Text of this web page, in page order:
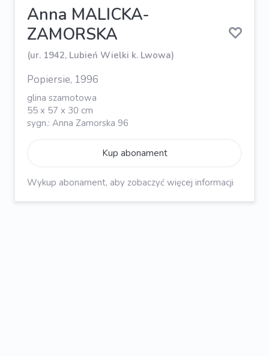
Anna MALICKA-
ZAMORSKA
(ur. 1942, Lubień Wielki k. Lwowa)
Popiersie, 1996
glina szamotowa
55 x 57 x 30 cm
sygn.: Anna Zamorska 96
Kup abonament
Wykup abonament, aby zobaczyć więcej informacji